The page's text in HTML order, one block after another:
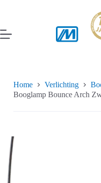
inhoud
Home Verlichting
Booglamp Bounce Arch